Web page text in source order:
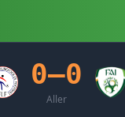
0–0
Aller